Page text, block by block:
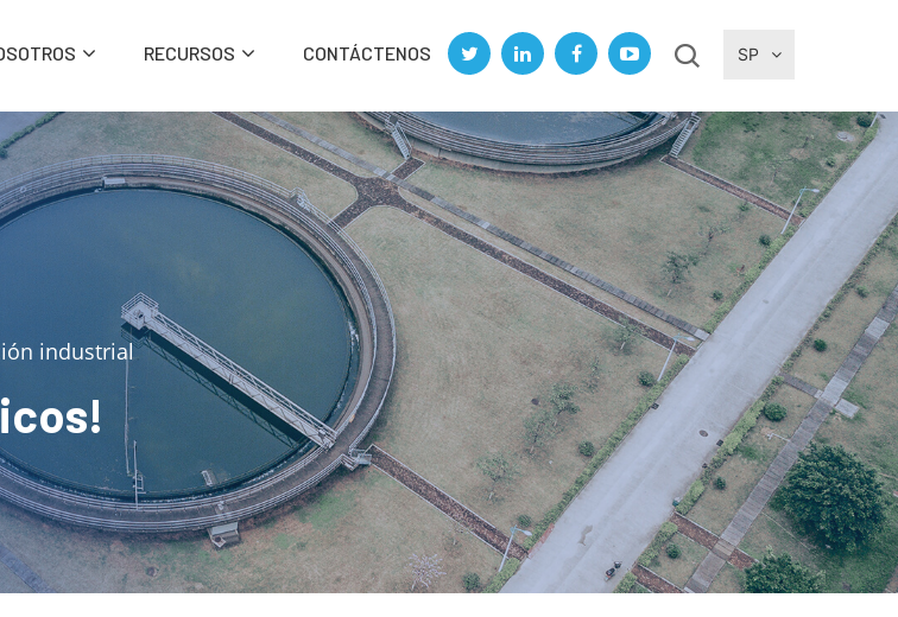
RECURSOS CONTÁCTENOS SP
industrial